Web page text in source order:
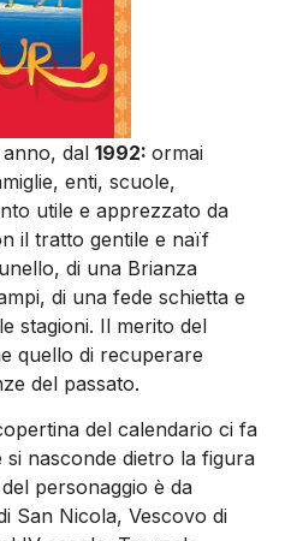
dal 1992: ormai
enti, scuole,
utile e apprezzato da
il tratto gentile e naïf
di una Brianza
di una fede schietta e
stagioni. Il merito del
quello di recuperare
del passato.
del calendario ci fa
nasconde dietro la figura
personaggio è da
San Nicola, Vescovo di